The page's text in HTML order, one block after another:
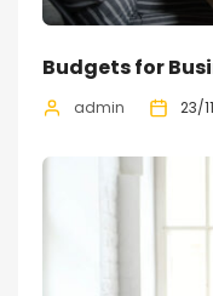
Budgets for
admin 23/